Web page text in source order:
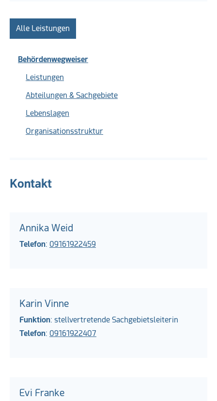
Alle Leistungen
Behördenwegweiser
Leistungen
Abteilungen & Sachgebiete
Lebenslagen
Organisationsstruktur
Kontakt
Annika Weid
Telefon: 09161922459
Karin Vinne
Funktion: stellvertretende Sachgebietsleiterin
Telefon: 09161922407
Evi Franke